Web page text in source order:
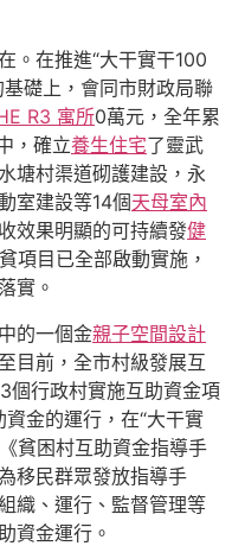
。在推進“大干實干100
礎上，會同市財政局聯
R3 寓所0萬元，全年累
，確立養生住宅了靈武
塘村渠道砌護建設，永
室建設等14個天母室內
效果明顯的可持續發健
項目已全部啟動實施，
實。
的一個金親子空間設計
至目前，全市村級發展互
個行政村實施互助資金項
金的運行，在“大干實
貧困村互助資金指導手
移民群眾發放指導手
織、運行、監督管理等
資金運行。